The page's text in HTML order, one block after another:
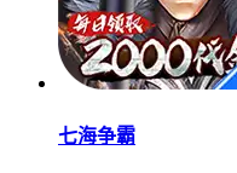
七海争霸